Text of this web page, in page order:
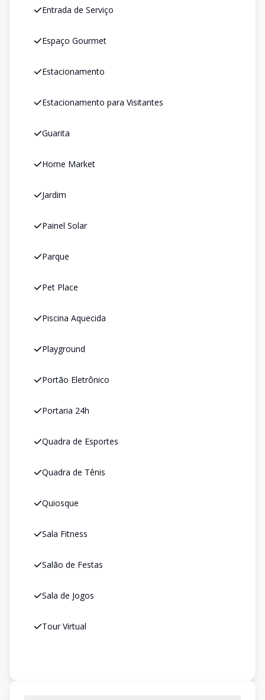
Entrada de Serviço
Espaço Gourmet
Estacionamento
Estacionamento para Visitantes
Guarita
Home Market
Jardim
Painel Solar
Parque
Pet Place
Piscina Aquecida
Playground
Portão Eletrônico
Portaria 24h
Quadra de Esportes
Quadra de Tênis
Quiosque
Sala Fitness
Salão de Festas
Sala de Jogos
Tour Virtual